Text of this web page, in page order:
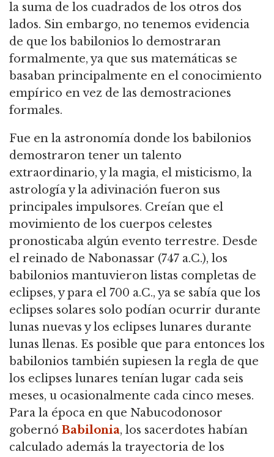
la suma de los cuadrados de los otros dos
lados. Sin embargo, no tenemos evidencia
de que los babilonios lo demostraran
formalmente, ya que sus matemáticas se
basaban principalmente en el conocimiento
empírico en vez de las demostraciones
formales.
Fue en la astronomía donde los babilonios
demostraron tener un talento
extraordinario, y la magia, el misticismo, la
astrología y la adivinación fueron sus
principales impulsores. Creían que el
movimiento de los cuerpos celestes
pronosticaba algún evento terrestre. Desde
el reinado de Nabonassar (747 a.C.), los
babilonios mantuvieron listas completas de
eclipses, y para el 700 a.C.,ya se sabía que los
eclipses solares solo podían ocurrir durante
lunas nuevas y los eclipses lunares durante
lunas llenas. Es posible que para entonces los
babilonios también supiesen la regla de que
los eclipses lunares tenían lugar cada seis
meses, u ocasionalmente cada cinco meses.
Para la época en que Nabucodonosor
gobernó Babilonia, los sacerdotes habían
calculado además la trayectoria de los